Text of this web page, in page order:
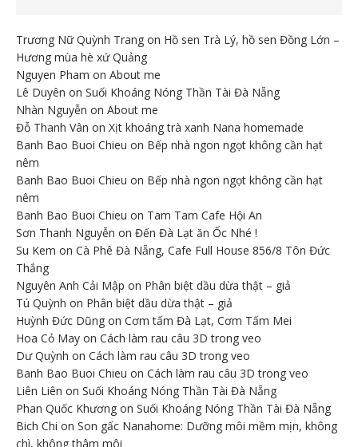
Trương Nữ Quỳnh Trang on Hồ sen Trà Lý, hồ sen Đồng Lớn –
Hương mùa hè xứ Quảng
Nguyen Pham on About me
Lê Duyên on Suối Khoáng Nóng Thần Tài Đà Nẵng
Nhàn Nguyễn on About me
Đỗ Thanh Vân on Xịt khoáng trà xanh Nana homemade
Banh Bao Buoi Chieu on Bếp nhà ngon ngọt không cần hạt
nêm
Banh Bao Buoi Chieu on Bếp nhà ngon ngọt không cần hạt
nêm
Banh Bao Buoi Chieu on Tam Tam Cafe Hội An
Sơn Thanh Nguyễn on Đến Đà Lạt ăn Ốc Nhé !
Su Kem on Cà Phê Đà Nẵng, Cafe Full House 856/8 Tôn Đức
Thắng
Nguyên Anh Cải Mập on Phân biệt dầu dừa thật – giả
Tú Quỳnh on Phân biệt dầu dừa thật – giả
Huỳnh Đức Dũng on Cơm tấm Đà Lạt, Cơm Tấm Mei
Hoa Cỏ May on Cách làm rau câu 3D trong veo
Dư Quỳnh on Cách làm rau câu 3D trong veo
Banh Bao Buoi Chieu on Cách làm rau câu 3D trong veo
Liên Liên on Suối Khoáng Nóng Thần Tài Đà Nẵng
Phan Quốc Khương on Suối Khoáng Nóng Thần Tài Đà Nẵng
Bich Chi on Son gấc Nanahome: Dưỡng môi mềm mịn, không
chì, không thâm môi